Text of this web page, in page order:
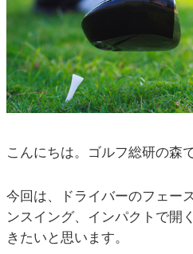
こんにちは。ゴルフ総研の森で
今回は、ドライバーのフェー
ンスイング、インパクトで開
きたいと思います。